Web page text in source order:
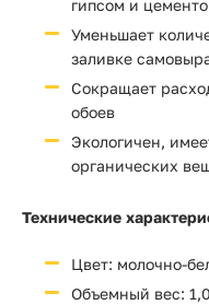
гипсом и
Уменьшает
заливке
Сокращает
обоев
Экологичен,
органических
Технические
Цвет: молочно-
Объемный вес: